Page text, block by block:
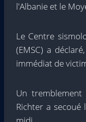
l'Albanie et le
Le Centre
(EMSC) a
immédiat de
Un
Richter a secoué